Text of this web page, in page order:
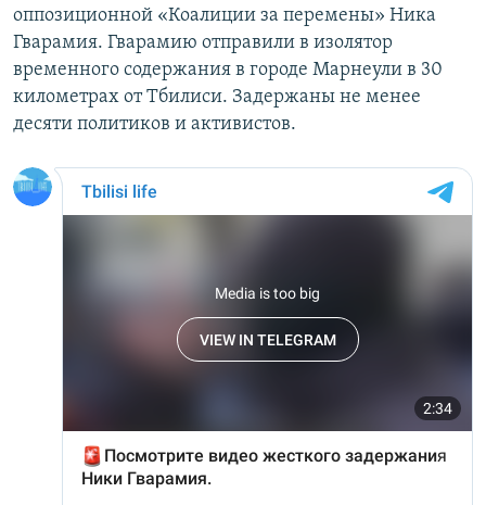
оппозиционной «Коалиции за перемены» Ника
Гварамия. Гварамию отправили в изолятор
временного содержания в городе Марнеули в 30
километрах от Тбилиси. Задержаны не менее
десяти политиков и активистов.